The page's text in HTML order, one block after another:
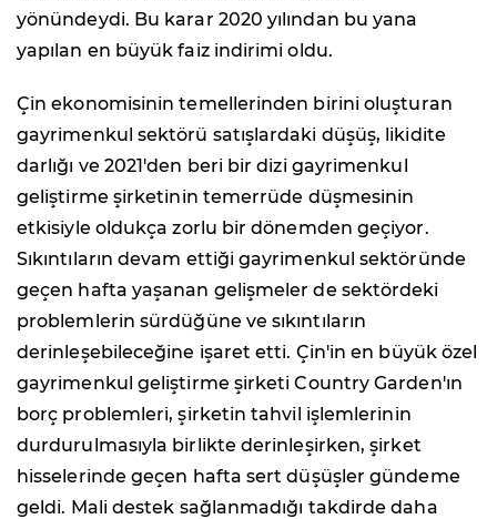
yönündeydi. Bu karar 2020 yılından bu yana
yapılan en büyük faiz indirimi oldu.
Çin ekonomisinin temellerinden birini oluşturan
gayrimenkul sektörü satışlardaki düşüş, likidite
darlığı ve 2021'den beri bir dizi gayrimenkul
geliştirme şirketinin temerrüde düşmesinin
etkisiyle oldukça zorlu bir dönemden geçiyor.
Sıkıntıların devam ettiği gayrimenkul sektöründe
geçen hafta yaşanan gelişmeler de sektördeki
problemlerin sürdüğüne ve sıkıntıların
derinleşebileceğine işaret etti. Çin'in en büyük özel
gayrimenkul geliştirme şirketi Country Garden'ın
borç problemleri, şirketin tahvil işlemlerinin
durdurulmasıyla birlikte derinleşirken, şirket
hisselerinde geçen hafta sert düşüşler gündeme
geldi. Mali destek sağlanmadığı takdirde daha